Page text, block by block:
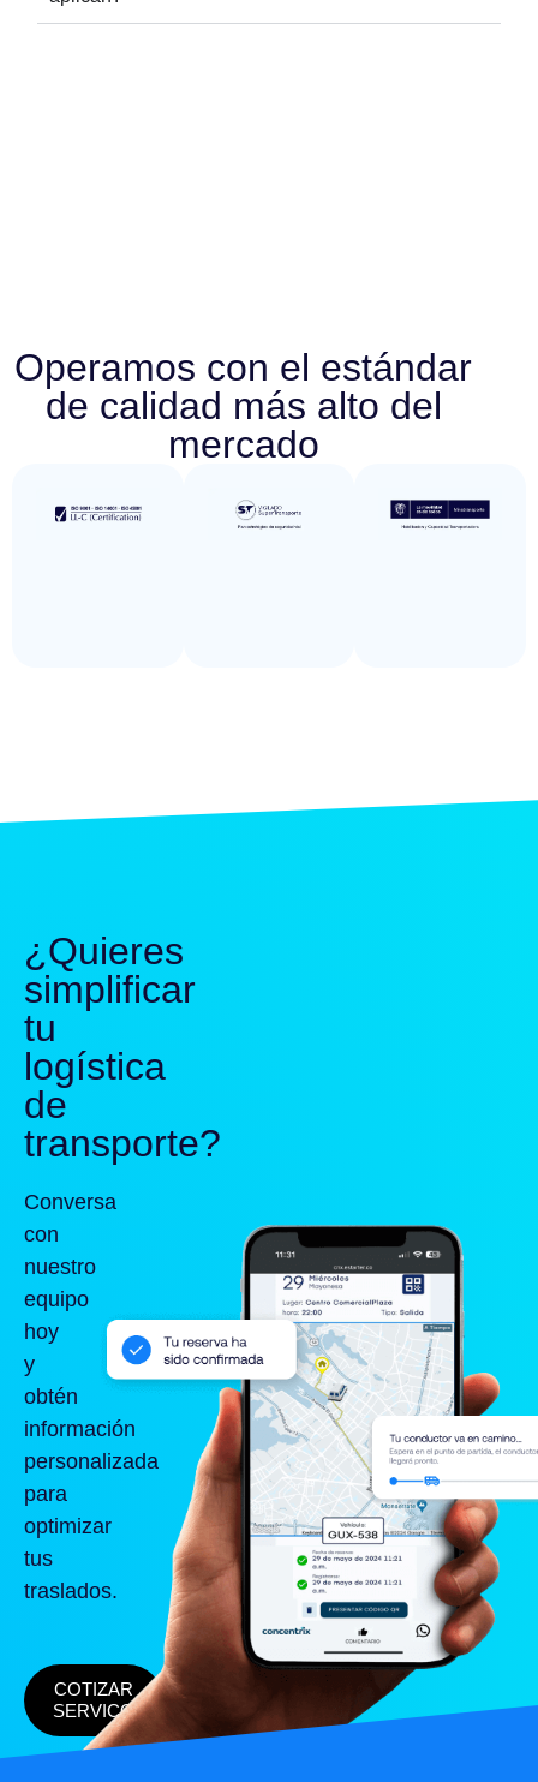
Operamos con el estándar
de calidad más alto del
mercado
¿Quieres
simplificar
tu
logística
de
transporte?
Conversa
con
nuestro
equipo
hoy
y
obtén
información
personalizada
para
optimizar
tus
traslados.
COTIZAR
SERVICO